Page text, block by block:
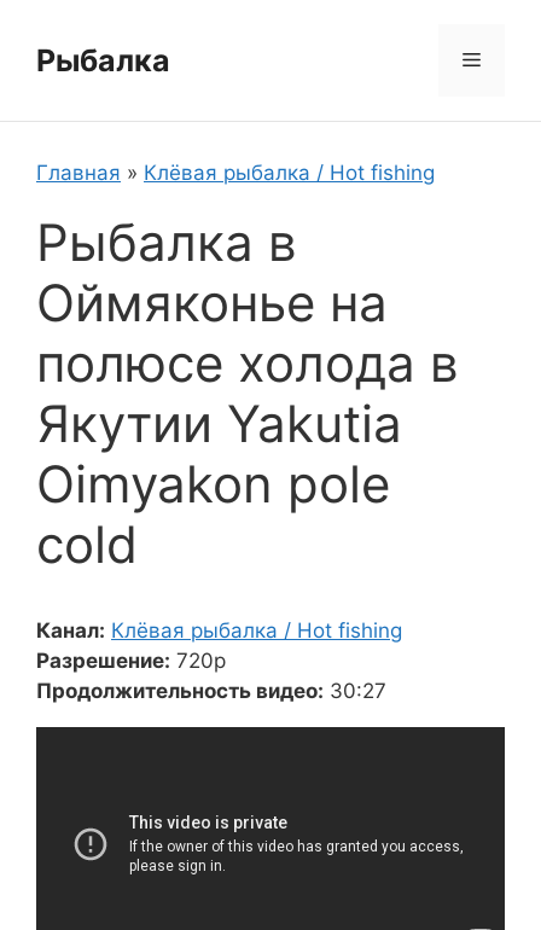
содержимому
Рыбалка Меню
Главная » Клёвая рыбалка / Hot fishing
Рыбалка в
Оймяконье на
полюсе холода в
Якутии Yakutia
Oimyakon pole
cold
Канал: Клёвая рыбалка / Hot fishing
Разрешение: 720p
Продолжительность видео: 30:27